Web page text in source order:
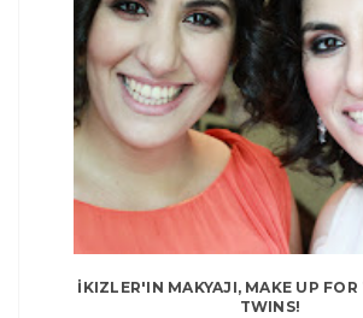
İKIZLER'IN MAKYAJI, MAKE UP FOR
TWINS!